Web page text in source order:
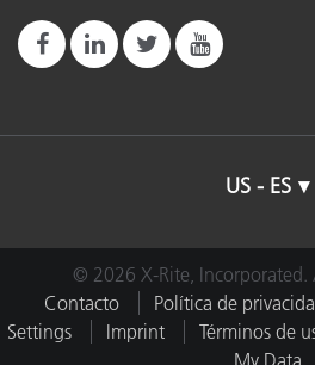
US - ES
© 2026 X-Rite, Incorporated.
Contacto
Política de
Settings
Imprint Términos de
My Data